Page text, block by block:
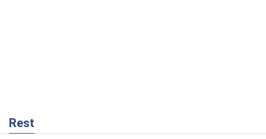
Rest